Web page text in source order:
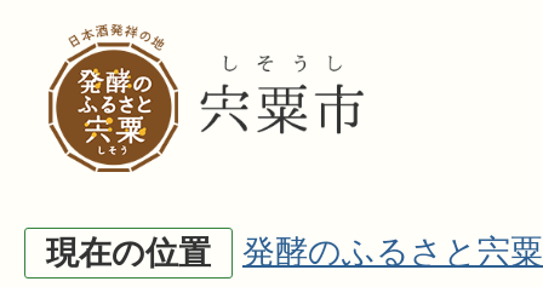
現在の位置 発酵のふるさと宍粟